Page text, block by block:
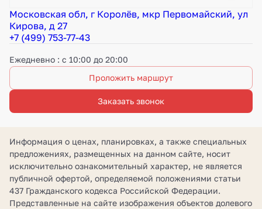
Московская обл, г Королёв, мкр Первомайский, ул
Кирова, д 27
+7 (499) 753-77-43
Ежедневно : с 10:00 до 20:00
Проложить маршрут
Заказать звонок
Информация о ценах, планировках, а также специальных
предложениях, размещенных на данном сайте, носит
исключительно ознакомительный характер, не является
публичной офертой, определяемой положениями статьи
437 Гражданского кодекса Российской Федерации.
Представленные на сайте изображения объектов долевого